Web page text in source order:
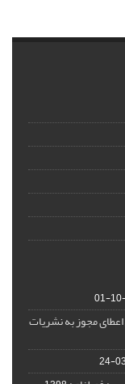
مجوز به نشریات